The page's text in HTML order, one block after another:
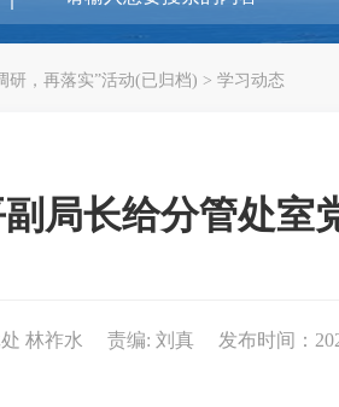
研，再落实”活动(已归档) > 学习动态
局长给分管处室
林祚水 责编: 刘真 发布时间：